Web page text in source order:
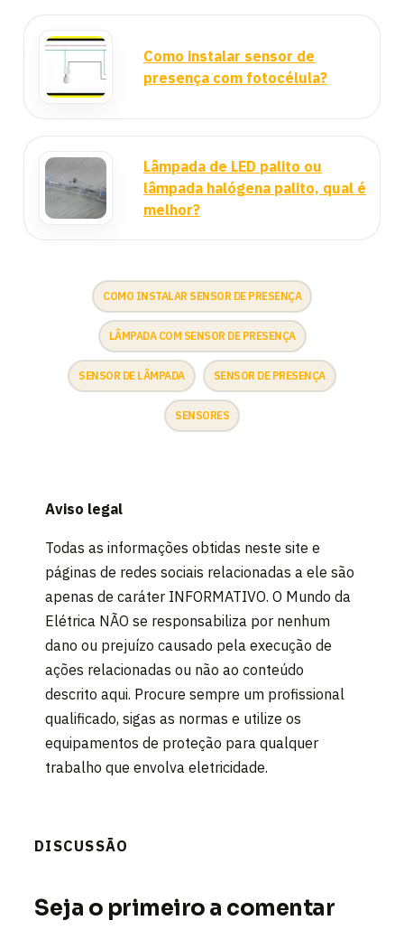
Como instalar sensor de
presença com fotocélula?
Lâmpada de LED palito ou
lâmpada halógena palito, qual é
melhor?
COMO INSTALAR SENSOR DE PRESENÇA
LÂMPADA COM SENSOR DE PRESENÇA
SENSOR DE LÂMPADA SENSOR DE PRESENÇA
SENSORES
Aviso legal
Todas as informações obtidas neste site e
páginas de redes sociais relacionadas a ele são
apenas de caráter INFORMATIVO. O Mundo da
Elétrica NÃO se responsabiliza por nenhum
dano ou prejuízo causado pela execução de
ações relacionadas ou não ao conteúdo
descrito aqui. Procure sempre um profissional
qualificado, sigas as normas e utilize os
equipamentos de proteção para qualquer
trabalho que envolva eletricidade.
DISCUSSÃO
Seja o primeiro a comentar